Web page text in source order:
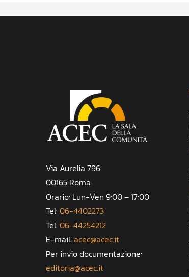
Via Aurelia 796
00165 Roma
Orario: Lun-Ven 9:00 – 17:00
Tel: 06-4402273
Tel: 06-44254212
E-mail: acec@acec.it
Per invio documentazione:
editoria@acec.it